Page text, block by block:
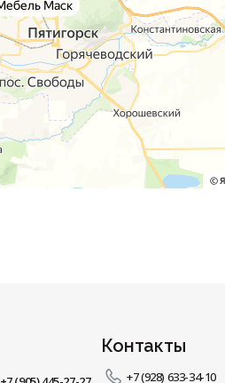
Контакты
+7 (928) 633-34-10